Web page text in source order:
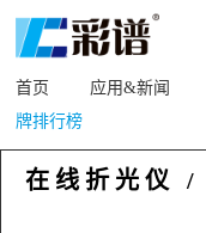
首页 应用&新闻
牌排行榜
在线折光仪 /